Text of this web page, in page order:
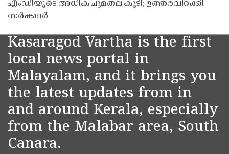
എംഡിയുടെ അധിക ചുമതല കൂടി; ഉത്തരവിറക്കി
സർക്കാർ
Kasaragod Vartha is the first
local news portal in
Malayalam, and it brings you
the latest updates from in
and around Kerala, especially
from the Malabar area, South
Canara.